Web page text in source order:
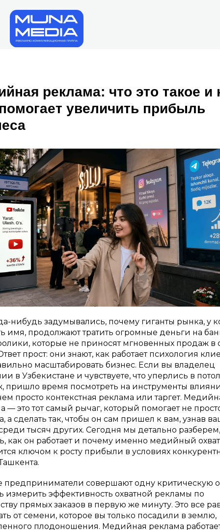
реклама: что это такое и
увеличить прибыль
нибудь задумывались, почему гиганты рынка, у
имя, продолжают тратить огромные деньги на
которые не приносят мгновенных продаж в
прост: они знают, как работает психология
масштабировать бизнес. Если вы владелец
в Узбекистане и чувствуете, что уперлись в
пришло время посмотреть на инструменты
просто контекстная реклама или таргет.
— это тот самый рычаг, который помогает не
а сделать так, чтобы он сам пришел к вам, узнав
тысяч других. Сегодня мы детально разберем,
как он работает и почему именно медийный охват
ключом к росту прибыли в условиях
предприниматели совершают одну критическую
измерить эффективность охватной рекламы по
прямых заказов в первую же минуту. Это все
от семени, которое вы только посадили в землю,
плодоношения. Медийная реклама